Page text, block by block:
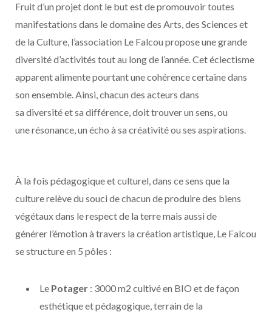
k a
Fruit d’un projet dont le but est de promouvoir toutes
manifestations dans le domaine des Arts, des Sciences et
de la Culture, l’association Le Falcou propose une grande
diversité d’activités tout au long de l’année. Cet éclectisme
apparent alimente pourtant une cohérence certaine dans
son ensemble. Ainsi, chacun des acteurs dans
sa diversité et sa différence, doit trouver un sens, ou
une résonance, un écho à sa créativité ou ses aspirations.
À la fois pédagogique et culturel, dans ce sens que la
culture relève du souci de chacun de produire des biens
végétaux dans le respect de la terre mais aussi de
générer l’émotion à travers la création artistique, Le Falcou
se structure en 5 pôles :
Le Potager : 3000 m2 cultivé en BIO et de façon
esthétique et pédagogique, terrain de la